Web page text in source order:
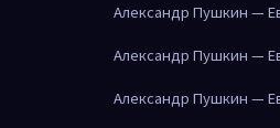
Александр Пушкин —
Александр Пушкин —
Александр Пушкин —